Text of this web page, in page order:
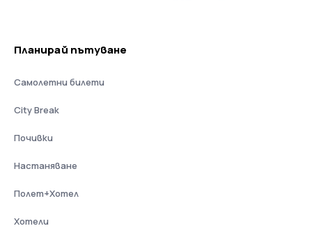
Планирай пътуване
Самолетни билети
City Break
Почивки
Настаняване
Полет+Хотел
Хотели